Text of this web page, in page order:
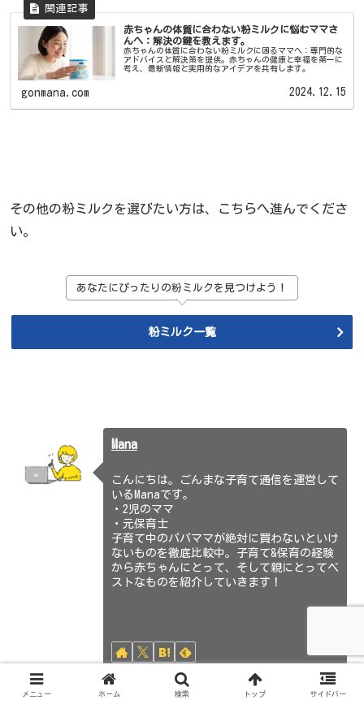
赤ちゃんの体質に合わない粉ミルクに悩むママさ
んへ：解決の鍵を教えます。
赤ちゃんの体質に合わない粉ミルクに困るママへ：専門的な
アドバイスと解決策を提供。赤ちゃんの健康と幸福を第一に
考え、最新情報と実用的なアイデアを共有します。
gonmana.com 2024.12.15
その他の粉ミルクを選びたい方は、こちらへ進んでくださ
い。
あなたにぴったりの粉ミルクを見つけよう！
粉ミルク一覧
Mana
こんにちは。ごんまな子育て通信を運営して
いるManaです。
・2児のママ
・元保育士
子育て中のパパママが絶対に買わないといけ
ないものを徹底比較中。子育て&保育の経験
から赤ちゃんにとって、そして親にとってベ
ストなものを紹介していきます！
メニュー ホーム 検索 トップ サイドバー